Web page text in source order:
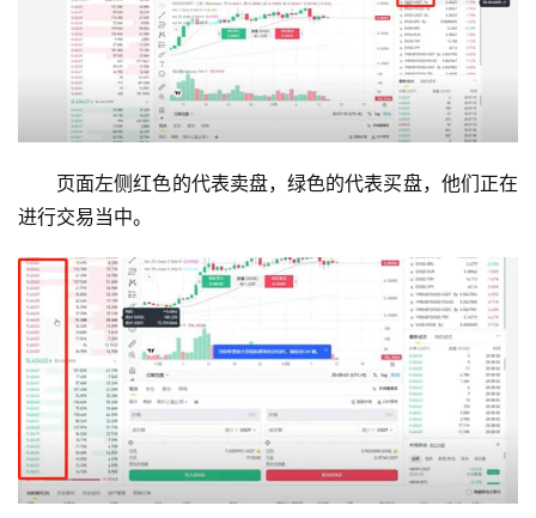
页面左侧红色的代表卖盘，绿色的代表买盘，他们正在
进行交易当中。